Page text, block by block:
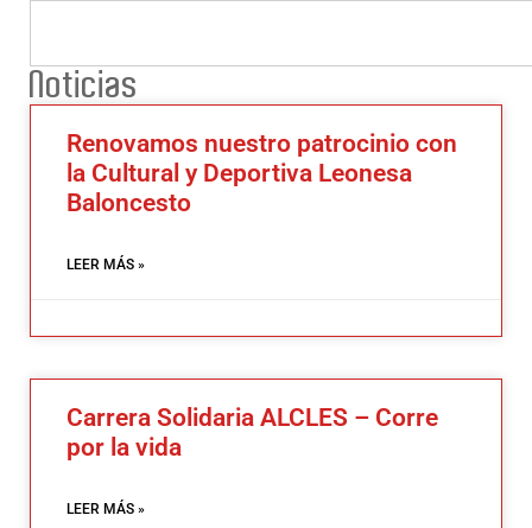
Noticias
Renovamos nuestro patrocinio con
la Cultural y Deportiva Leonesa
Baloncesto
LEER MÁS »
Carrera Solidaria ALCLES – Corre
por la vida
LEER MÁS »